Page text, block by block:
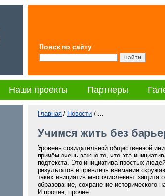
Поиск по сайту
Наши проекты Партнеры
Главная / Новости / ...
Учимся жить без
Уровень созидательной общественной
причём очень важно то, что эта
подтекста. Это инициатива простых
результатов и привлечь внимание
таких инициатив многочисленны:
образование, сохранение
И прочее, прочее.